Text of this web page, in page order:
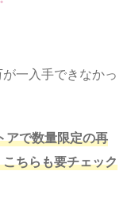
一入手できなかっ
アで数量限定の再
ちらも要チェック